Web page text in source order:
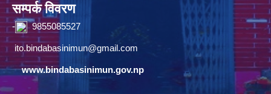
सम्पर्क विवरण
- 9855085527
ito.bindabasinimun@gmail.com
www.bindabasinimun.gov.np